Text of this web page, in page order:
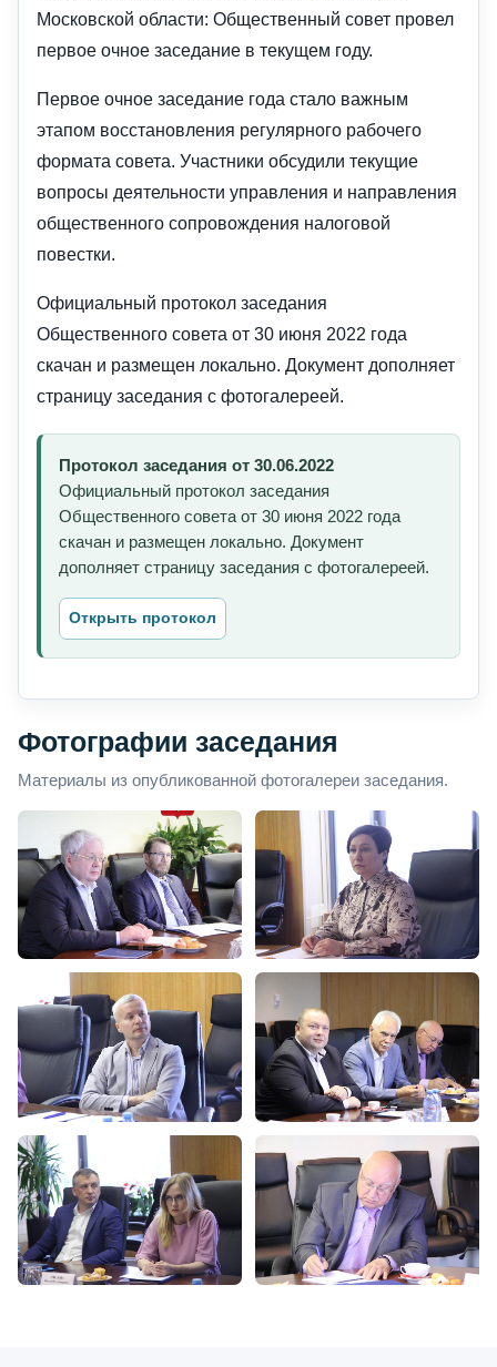
Московской области: Общественный совет провел
первое очное заседание в текущем году.
Первое очное заседание года стало важным
этапом восстановления регулярного рабочего
формата совета. Участники обсудили текущие
вопросы деятельности управления и направления
общественного сопровождения налоговой
повестки.
Официальный протокол заседания
Общественного совета от 30 июня 2022 года
скачан и размещен локально. Документ дополняет
страницу заседания с фотогалереей.
Протокол заседания от 30.06.2022
Официальный протокол заседания
Общественного совета от 30 июня 2022 года
скачан и размещен локально. Документ
дополняет страницу заседания с фотогалереей.
Открыть протокол
Фотографии заседания
Материалы из опубликованной фотогалереи заседания.